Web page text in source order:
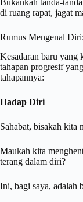
Bukankah tanda-
di ruang rapat, jagat
Rumus Mengenal
Kesadaran baru yang
tahapan progresif
tahapannya:
Hadap Diri
Sahabat, bisakah kita
Maukah kita
terang dalam diri?
Ini, bagi saya, adalah